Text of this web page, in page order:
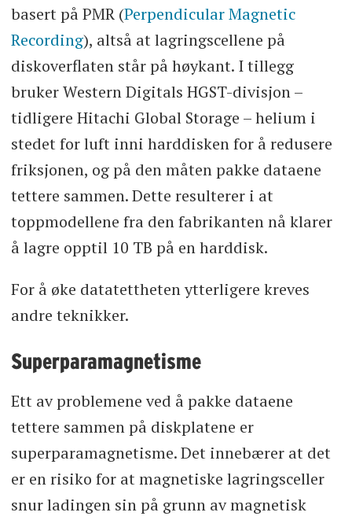
basert på PMR (Perpendicular Magnetic
Recording), altså at lagringscellene på
diskoverflaten står på høykant. I tillegg
bruker Western Digitals HGST-divisjon –
tidligere Hitachi Global Storage – helium i
stedet for luft inni harddisken for å redusere
friksjonen, og på den måten pakke dataene
tettere sammen. Dette resulterer i at
toppmodellene fra den fabrikanten nå klarer
å lagre opptil 10 TB på en harddisk.
For å øke datatettheten ytterligere kreves
andre teknikker.
Superparamagnetisme
Ett av problemene ved å pakke dataene
tettere sammen på diskplatene er
superparamagnetisme. Det innebærer at det
er en risiko for at magnetiske lagringsceller
snur ladingen sin på grunn av magnetisk